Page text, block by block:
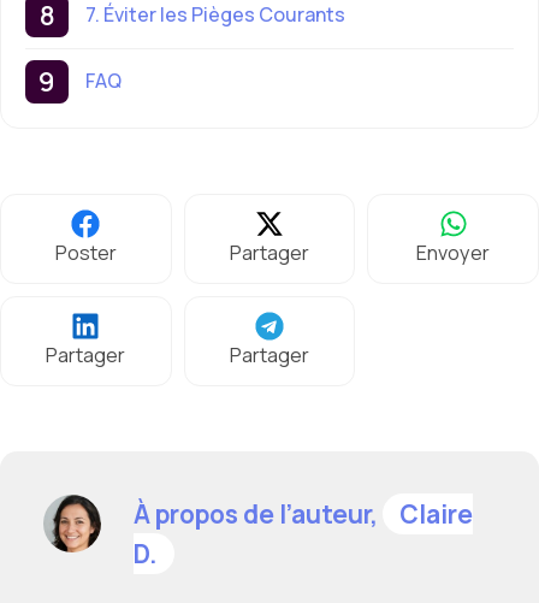
7. Éviter les Pièges Courants
FAQ
Poster Partager Envoyer
Partager Partager
À propos de l’auteur,
Claire
D.